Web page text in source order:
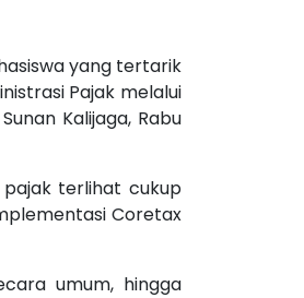
yang tertarik
Pajak melalui
Kalijaga, Rabu
pajak terlihat cukup
Coretax
umum, hingga